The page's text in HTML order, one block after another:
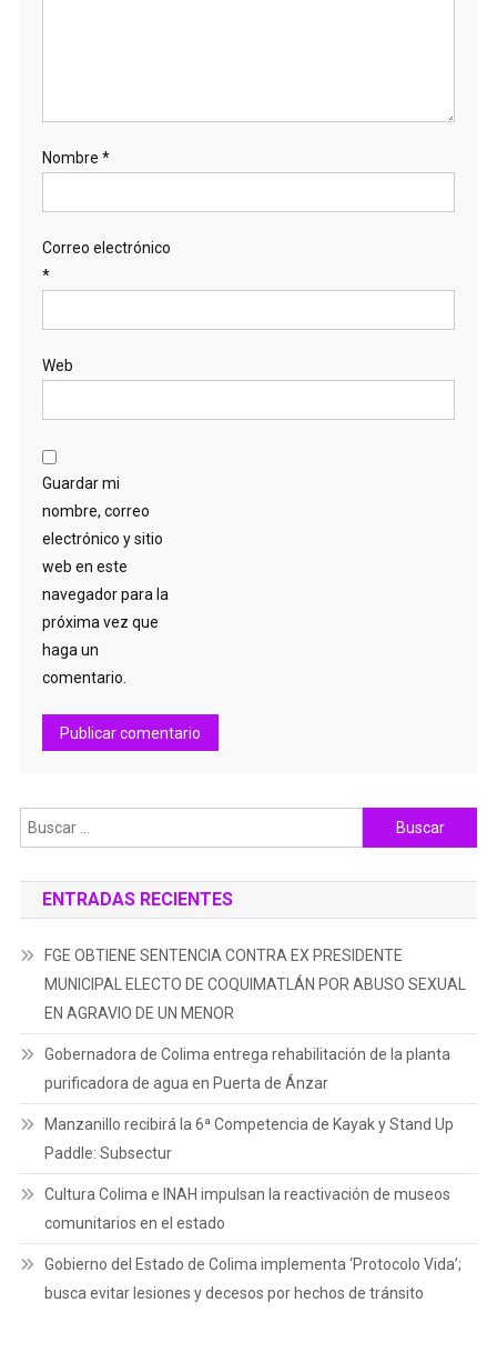
Nombre *
Correo electrónico
*
Web
Guardar mi
nombre, correo
electrónico y sitio
web en este
navegador para la
próxima vez que
haga un
comentario.
Buscar:
ENTRADAS RECIENTES
FGE OBTIENE SENTENCIA CONTRA EX PRESIDENTE
MUNICIPAL ELECTO DE COQUIMATLÁN POR ABUSO SEXUAL
EN AGRAVIO DE UN MENOR
Gobernadora de Colima entrega rehabilitación de la planta
purificadora de agua en Puerta de Ánzar
Manzanillo recibirá la 6ª Competencia de Kayak y Stand Up
Paddle: Subsectur
Cultura Colima e INAH impulsan la reactivación de museos
comunitarios en el estado
Gobierno del Estado de Colima implementa ‘Protocolo Vida’;
busca evitar lesiones y decesos por hechos de tránsito